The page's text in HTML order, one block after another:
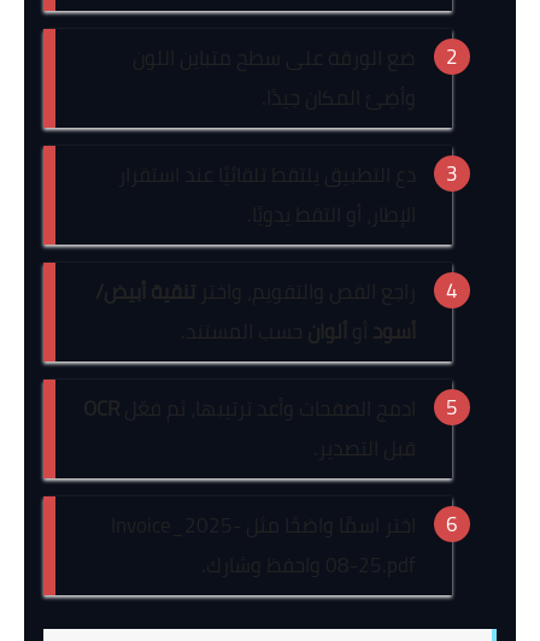
ضع الورقة على سطح متباين اللون
وأضِئ المكان جيدًا.
دع التطبيق يلتقط تلقائيًا عند استقرار
الإطار، أو التقط يدويًا.
راجع القص والتقويم، واختر
تنقية أبيض/
أسود
ألوان
حسب المستند.
ادمج الصفحات وأعد ترتيبها، ثم فعّل OCR
قبل التصدير.
اختر اسمًا واضحًا مثل
Invoice_2025-
08-25.pdf
واحفظ وشارك.